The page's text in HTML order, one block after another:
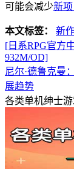
可能会减少新项
本文标签：
新
[日系RPG官方
932M/OD]
尼尔·德鲁克曼
展趋势
各类单机绅士